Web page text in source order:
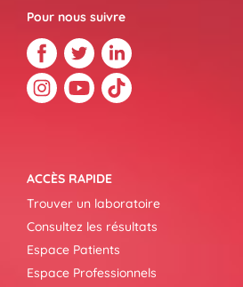
Pour nous suivre
ACCÈS RAPIDE
Trouver un laboratoire
Consultez les résultats
Espace Patients
Espace Professionnels